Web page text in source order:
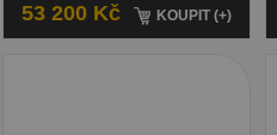
53 200 Kč KOUPIT (+)